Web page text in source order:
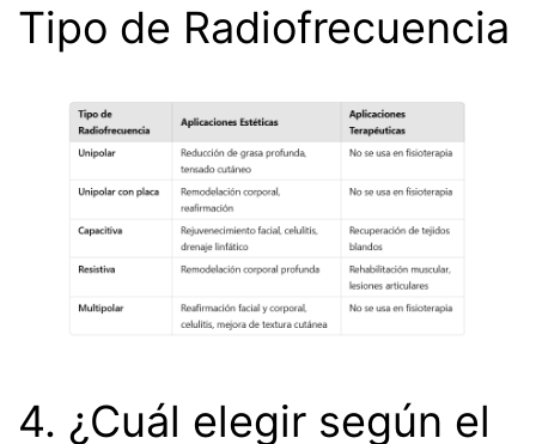
Tipo de Radiofrecuencia
4. ¿Cuál elegir según el